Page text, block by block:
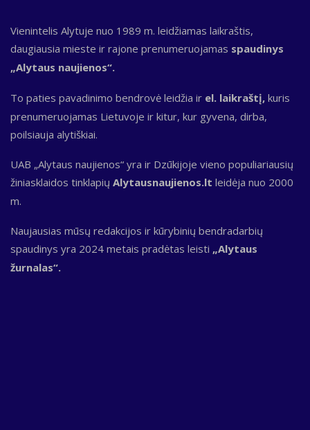
Vienintelis Alytuje nuo 1989 m. leidžiamas laikraštis,
daugiausia mieste ir rajone prenumeruojamas spaudinys
„Alytaus naujienos“.
To paties pavadinimo bendrovė leidžia ir el. laikraštį, kuris
prenumeruojamas Lietuvoje ir kitur, kur gyvena, dirba,
poilsiauja alytiškiai.
UAB „Alytaus naujienos“ yra ir Dzūkijoje vieno populiariausių
žiniasklaidos tinklapių Alytausnaujienos.lt leidėja nuo 2000
m.
Naujausias mūsų redakcijos ir kūrybinių bendradarbių
spaudinys yra 2024 metais pradėtas leisti „Alytaus
žurnalas“.